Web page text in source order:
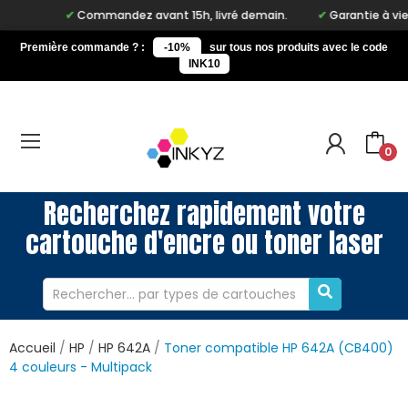
Commandez avant 15h, livré demain. Garantie à vie sur
Première commande ? : -10%
sur tous nos produits avec le code
INK10
0
Recherchez rapidement votre
cartouche d'encre ou toner laser
Accueil HP HP 642A
Toner compatible HP 642A (CB400)
4 couleurs - Multipack